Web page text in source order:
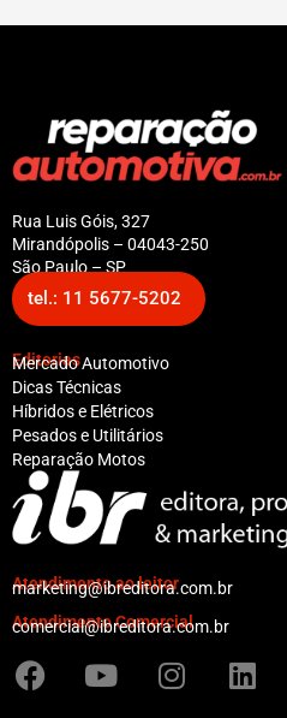
Rua Luis Góis, 327
Mirandópolis – 04043-250
São Paulo – SP
tel.: 11 5677-5202
Editorias
Mercado Automotivo
Dicas Técnicas
Híbridos e Elétricos
Pesados e Utilitários
Reparação Motos
Atendimento ao leitor
marketing@ibreditora.com.br
Atendimento Comercial
comercial@ibreditora.com.br
F
a
Y
o
I
n
L
i